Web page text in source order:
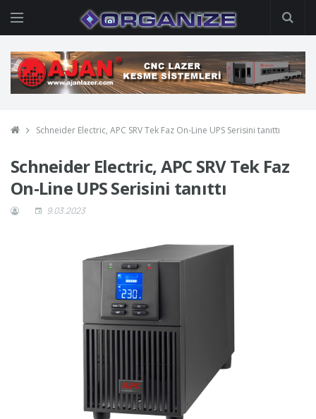
Schneider Electric, APC SRV Tek Faz On-Line UPS Serisini tanıttı
Schneider Electric, APC SRV Tek Faz
On-Line UPS Serisini tanıttı
9.03.2023